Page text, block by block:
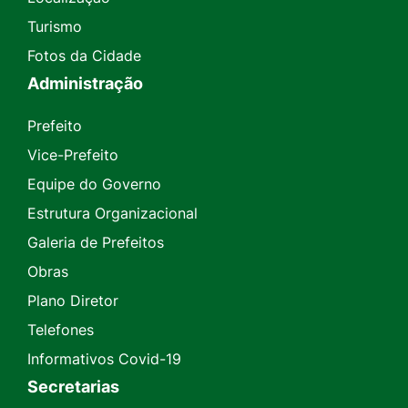
Turismo
Fotos da Cidade
Administração
Prefeito
Vice-Prefeito
Equipe do Governo
Estrutura Organizacional
Galeria de Prefeitos
Obras
Plano Diretor
Telefones
Informativos Covid-19
Secretarias